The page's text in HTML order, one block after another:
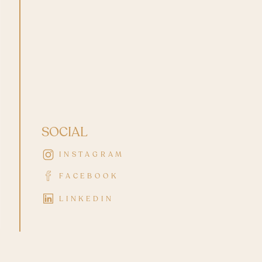
SOCIAL
INSTAGRAM
FACEBOOK
LINKEDIN